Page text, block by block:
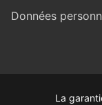
Données
La